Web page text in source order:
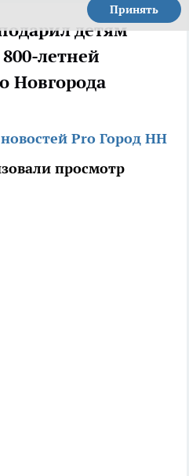
Принять
детям
летней
Новгорода
Pro Город НН
просмотр